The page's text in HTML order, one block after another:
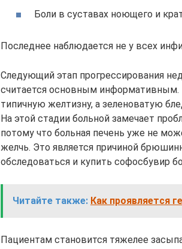
Боли в суставах ноющего и
Последнее наблюдается не у всех
Следующий этап прогрессирования
считается основным
типичную желтизну, а зеленоватую
На этой стадии больной замечает
потому что больная печень уже не
желчь. Это является причиной
обследоваться и купить софосбувир
Читайте также: Как проявляется
Пациентам становится тяжелее